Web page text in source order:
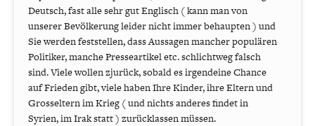
Deutsch, fast alle sehr gut Englisch ( kann man von
unserer Bevölkerung leider nicht immer behaupten ) und
Sie werden feststellen, dass Aussagen mancher populären
Politiker, manche Presseartikel etc. schlichtweg falsch
sind. Viele wollen zjurück, sobald es irgendeine Chance
auf Frieden gibt, viele haben Ihre Kinder, ihre Eltern und
Grosseltern im Krieg ( und nichts anderes findet in
Syrien, im Irak statt ) zurücklassen müssen.